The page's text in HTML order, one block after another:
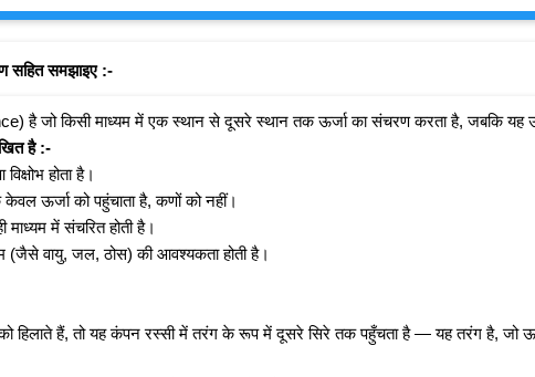
सहित समझाइए :-
है जो किसी माध्यम में एक स्थान से दूसरे स्थान तक ऊर्जा का संचरण करता है, जबकि यह
है :-
होता है।
ऊर्जा को पहुंचाता है, कणों को नहीं।
में संचरित होती है।
(जैसे वायु, जल, ठोस) की आवश्यकता होती है।
हिलाते हैं, तो यह कंपन रस्सी में तरंग के रूप में दूसरे सिरे तक पहुँचता है — यह तरंग है, जो